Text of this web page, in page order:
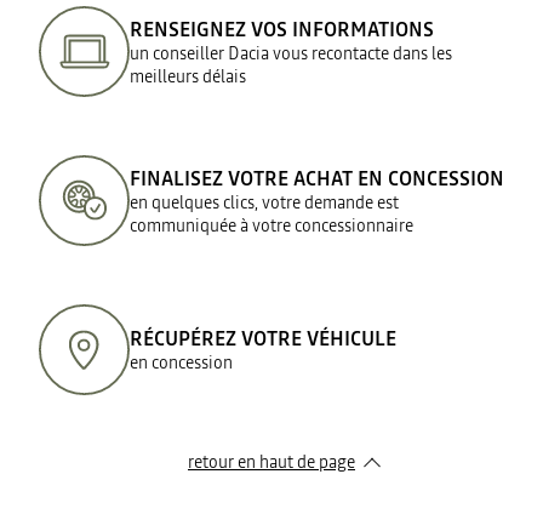
RENSEIGNEZ VOS INFORMATIONS
un conseiller Dacia vous recontacte dans les
meilleurs délais
FINALISEZ VOTRE ACHAT EN CONCESSION
en quelques clics, votre demande est
communiquée à votre concessionnaire
RÉCUPÉREZ VOTRE VÉHICULE
en concession
retour en haut de page​